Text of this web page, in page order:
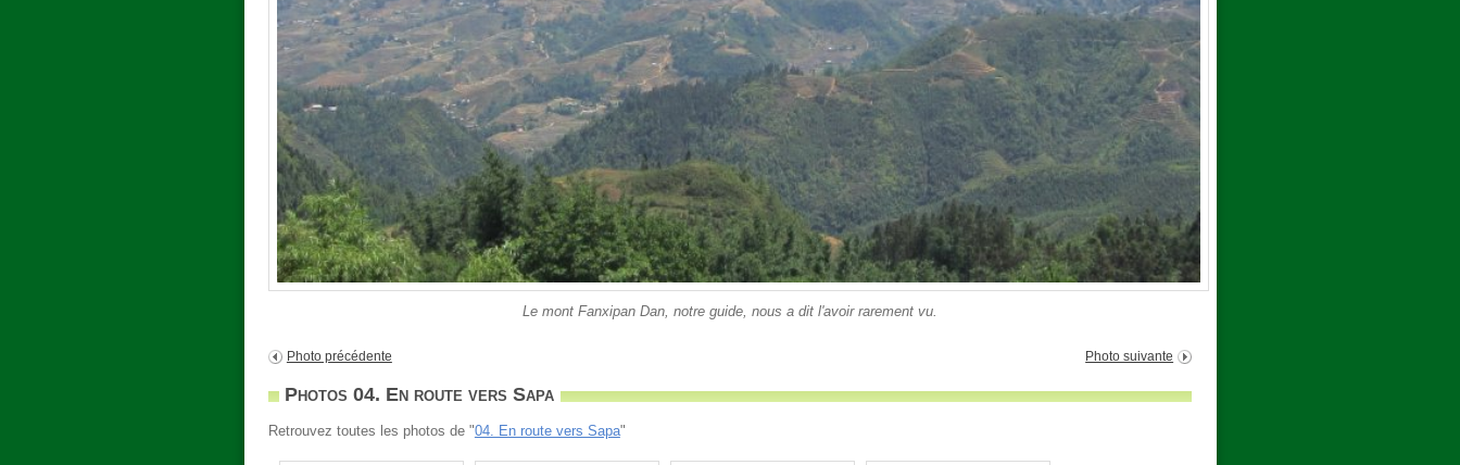
Le mont Fanxipan Dan, notre guide, nous a dit l'avoir rarement vu.
Photo précédente Photo suivante
Photos 04. En route vers Sapa
Retrouvez toutes les photos de "04. En route vers Sapa"